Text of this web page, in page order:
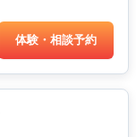
体験・相談予約